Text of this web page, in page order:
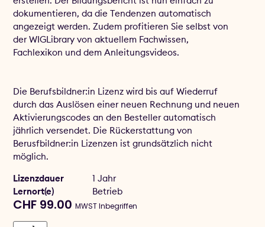
dokumentieren, da die Tendenzen automatisch
angezeigt werden. Zudem profitieren Sie selbst von
der WIGLibrary von aktuellem Fachwissen,
Fachlexikon und dem Anleitungsvideos.
Die Berufsbildner:in Lizenz wird bis auf Wiederruf
durch das Auslösen einer neuen Rechnung und neuen
Aktivierungscodes an den Besteller automatisch
jährlich versendet. Die Rückerstattung von
Berusfbildner:in Lizenzen ist grundsätzlich nicht
möglich.
Lizenzdauer
1 Jahr
Lernort(e)
Betrieb
CHF 99.00 MWST Inbegriffen